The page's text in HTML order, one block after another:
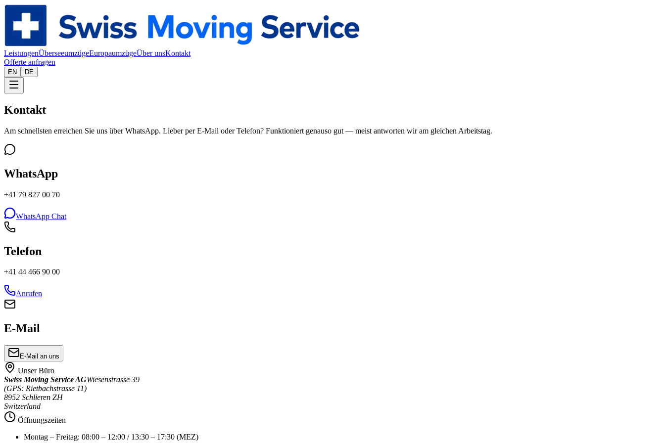
LeistungenÜberseeumzügeEuropaumzügeÜber unsKontakt
Offerte anfragen
EN DE
Kontakt
Am schnellsten erreichen Sie uns über WhatsApp. Lieber per E-Mail oder Telefon? Funktioniert genauso gut — meist antworten wir am gleichen Arbeitstag.
WhatsApp
+41 79 827 00 70
WhatsApp Chat
Telefon
+41 44 466 90 00
Anrufen
E-Mail
E-Mail an uns
Unser Büro
Swiss Moving Service AGWiesenstrasse 39
(GPS: Rietbachstrasse 11)
8952 Schlieren ZH
Switzerland
Öffnungszeiten
Montag – Freitag: 08:00 – 12:00 / 13:30 – 17:30 (MEZ)